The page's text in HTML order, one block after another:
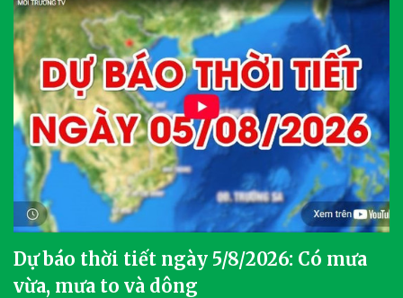
Dự báo thời tiết ngày 5/8/2026: Có mưa
vừa, mưa to và dông